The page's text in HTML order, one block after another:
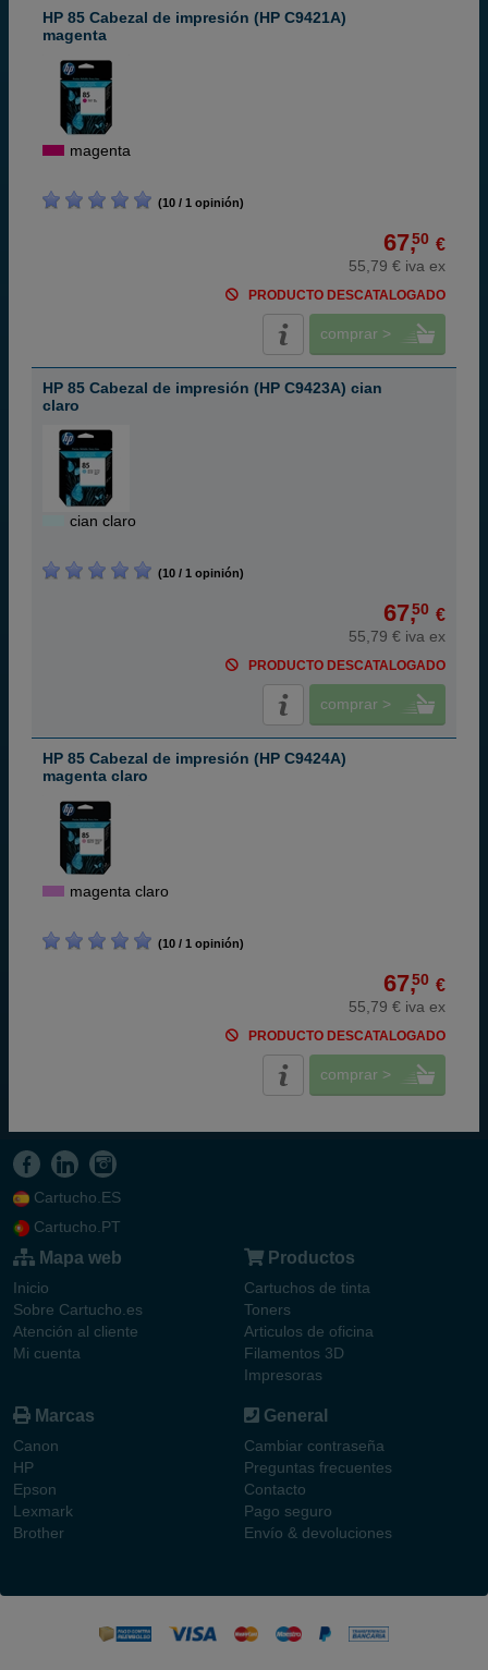
HP 85 Cabezal de impresión (HP C9421A)
magenta
magenta
(10 / 1 opinión)
67,50 €
55,79 € iva ex
PRODUCTO DESCATALOGADO
comprar >
HP 85 Cabezal de impresión (HP C9423A) cian
claro
cian claro
(10 / 1 opinión)
67,50 €
55,79 € iva ex
PRODUCTO DESCATALOGADO
comprar >
HP 85 Cabezal de impresión (HP C9424A)
magenta claro
magenta claro
(10 / 1 opinión)
67,50 €
55,79 € iva ex
PRODUCTO DESCATALOGADO
comprar >
Cartucho.ES
Cartucho.PT
Mapa web
Inicio
Sobre Cartucho.es
Atención al cliente
Mi cuenta
Productos
Cartuchos de tinta
Toners
Articulos de oficina
Filamentos 3D
Impresoras
Marcas
Canon
HP
Epson
Lexmark
Brother
General
Cambiar contraseña
Preguntas frecuentes
Contacto
Pago seguro
Envío & devoluciones